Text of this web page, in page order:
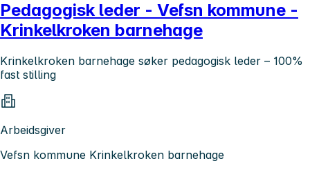
Pedagogisk leder - Vefsn kommune -
Krinkelkroken barnehage
Krinkelkroken barnehage søker pedagogisk leder – 100%
fast stilling
Arbeidsgiver
Vefsn kommune Krinkelkroken barnehage